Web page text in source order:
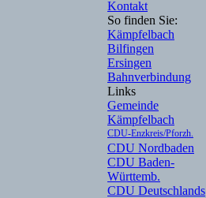
Kontakt
So finden Sie:
Kämpfelbach
Bilfingen
Ersingen
Bahnverbindung
Links
Gemeinde
Kämpfelbach
CDU-Enzkreis/Pforzh.
CDU Nordbaden
CDU Baden-
Württemb.
CDU Deutschlands